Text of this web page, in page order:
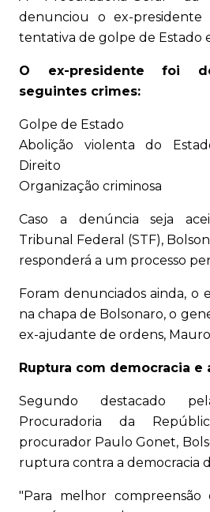
denunciou o ex-presidente
tentativa de golpe de Estado
O ex-presidente foi
seguintes crimes:
Golpe de Estado
Abolição violenta do
Direito
Organização criminosa
Caso a denúncia seja
Tribunal Federal (STF),
responderá a um processo
Foram denunciados ainda, o
na chapa de Bolsonaro, o
ex-ajudante de ordens, Mauro
Ruptura com democracia e
Segundo destacado
Procuradoria da
procurador Paulo Gonet,
ruptura contra a democracia
"Para melhor compreensão